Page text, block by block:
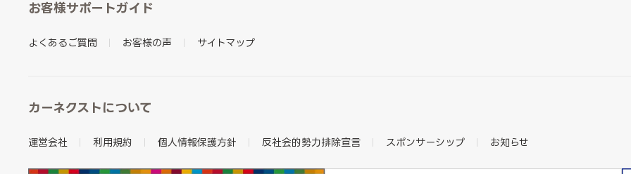
お客様サポートガイド
よくあるご質問 お客様の声 サイトマップ
カーネクストについて
運営会社 利用規約 個人情報保護方針 反社会的勢力排除宣言 スポンサーシップ お知らせ